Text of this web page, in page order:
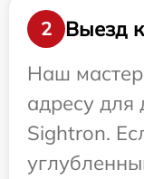
2
Выезд
Наш
адресу для
Sightron.